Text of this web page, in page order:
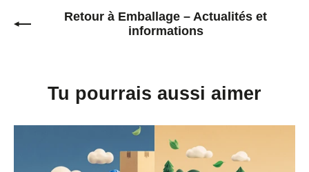
Twitter
Pinterest
Retour à Emballage – Actualités et
informations
Tu pourrais aussi aimer